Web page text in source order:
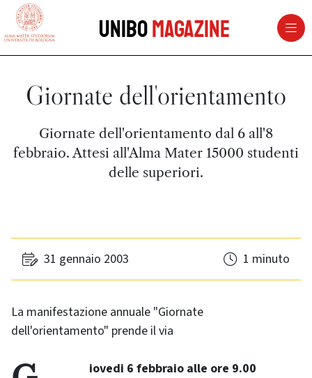
vai al contenuto della pagina
UniboMagazine
Giornate dell'orientamento
Giornate dell'orientamento dal 6 all'8
febbraio. Attesi all'Alma Mater 15000 studenti
delle superiori.
31 gennaio 2003 1 minuto
La manifestazione annuale "Giornate
dell'orientamento" prende il via
Giovedi 6 febbraio alle ore 9.00